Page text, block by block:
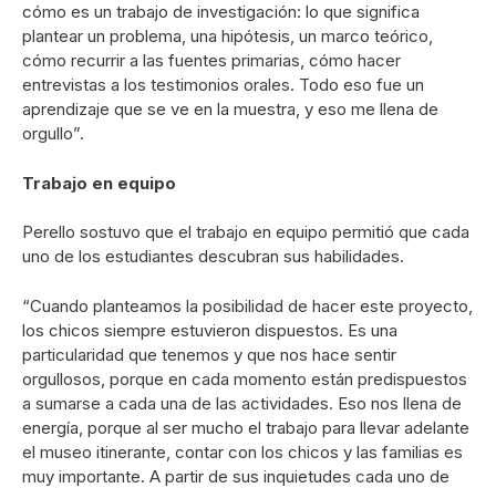
cómo es un trabajo de investigación: lo que significa
plantear un problema, una hipótesis, un marco teórico,
cómo recurrir a las fuentes primarias, cómo hacer
entrevistas a los testimonios orales. Todo eso fue un
aprendizaje que se ve en la muestra, y eso me llena de
orgullo”.
Trabajo en equipo
Perello sostuvo que el trabajo en equipo permitió que cada
uno de los estudiantes descubran sus habilidades.
“Cuando planteamos la posibilidad de hacer este proyecto,
los chicos siempre estuvieron dispuestos. Es una
particularidad que tenemos y que nos hace sentir
orgullosos, porque en cada momento están predispuestos
a sumarse a cada una de las actividades. Eso nos llena de
energía, porque al ser mucho el trabajo para llevar adelante
el museo itinerante, contar con los chicos y las familias es
muy importante. A partir de sus inquietudes cada uno de